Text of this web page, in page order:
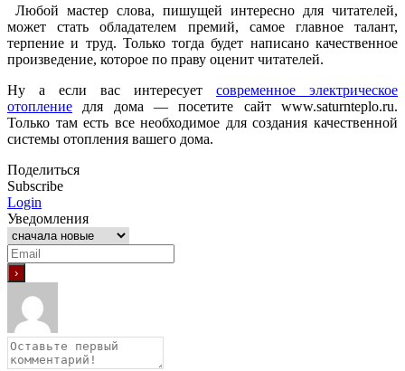
Любой мастер слова, пишущей интересно для читателей,
может стать обладателем премий, самое главное талант,
терпение и труд. Только тогда будет написано качественное
произведение, которое по праву оценит читателей.
Ну а если вас интересует современное электрическое
отопление для дома — посетите сайт www.saturnteplo.ru.
Только там есть все необходимое для создания качественной
системы отопления вашего дома.
Поделиться
Subscribe
Login
Уведомления